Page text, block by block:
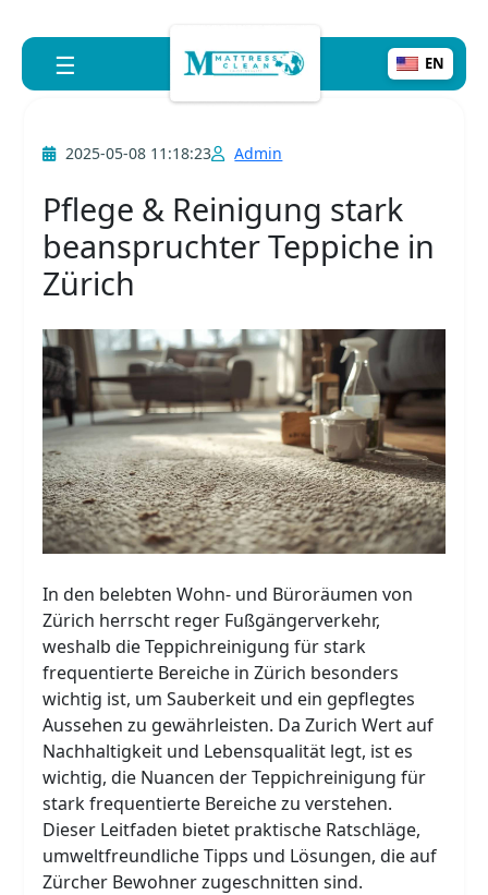
☰ EN
2025-05-08 11:18:23 Admin
Pflege & Reinigung stark
beanspruchter Teppiche in
Zürich
In den belebten Wohn- und Büroräumen von
Zürich herrscht reger Fußgängerverkehr,
weshalb die Teppichreinigung für stark
frequentierte Bereiche in Zürich besonders
wichtig ist, um Sauberkeit und ein gepflegtes
Aussehen zu gewährleisten. Da Zurich Wert auf
Nachhaltigkeit und Lebensqualität legt, ist es
wichtig, die Nuancen der Teppichreinigung für
stark frequentierte Bereiche zu verstehen.
Dieser Leitfaden bietet praktische Ratschläge,
umweltfreundliche Tipps und Lösungen, die auf
Zürcher Bewohner zugeschnitten sind.